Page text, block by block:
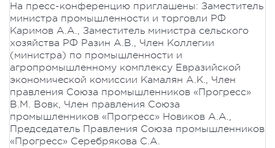
На пресс-конференцию приглашены: Заместитель
министра промышленности и торговли РФ
Каримов А.А., Заместитель министра сельского
хозяйства РФ Разин А.В., Член Коллегии
(министра) по промышленности и
агропромышленному комплексу Евразийской
экономической комиссии Камалян А.К., Член
правления Союза промышленников «Прогресс»
В.М. Вовк, Член правления Союза
промышленников «Прогресс» Новиков А.А.,
Председатель Правления Союза промышленников
«Прогресс» Серебрякова С.А.